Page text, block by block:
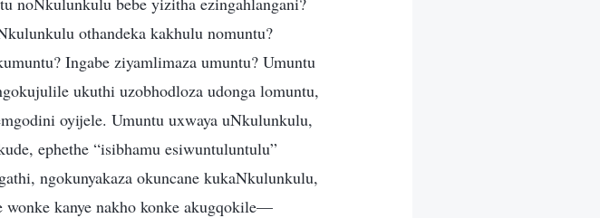
othandeka kakhulu nomuntu?
Ingabe ziyamlimaza umuntu? Umuntu
ukuthi uzobhodloza udonga lomuntu,
oyijele. Umuntu uxwaya uNkulunkulu,
ephethe “isibhamu esiwuntuluntulu”
ngokunyakaza okuncane kukaNkulunkulu,
kanye nakho konke akugqokile—